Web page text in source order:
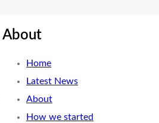
About
Home
Latest News
About
How we started